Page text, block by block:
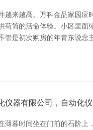
来越高。万科金品家园
简的活命体验。小区里
管是初次购房的年青东说
仪器有限公司，自动化
暮时间坐在门前的石阶